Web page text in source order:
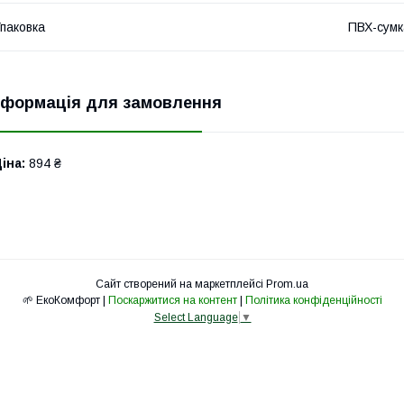
ПВХ-
для замовлення
894 ₴
Сайт створений на маркетплейсі Prom.ua
Поскаржитися на контент
Політика конфіденційності
Select Language ▼